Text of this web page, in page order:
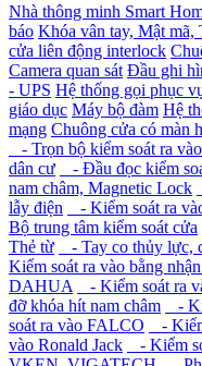
Nhà thông minh Smart
báo Khóa vân tay, Mật mã,
cửa liên động interlock
Camera quan sát Đầu ghi
- UPS Hệ thống gọi phục
giáo dục Máy bộ đàm Hệ
mạng Chuông cửa có màn
- Trọn bộ kiểm soát ra vào
dân cư
- Đầu đọc kiểm
nam châm, Magnetic Lock
lẫy điện
- Kiểm soát ra
Bộ trung tâm kiểm soát cửa
Thẻ từ
- Tay co thủy lực,
Kiểm soát ra vào bằng
DAHUA
- Kiểm soát ra
đỡ khóa hít nam châm
-
soát ra vào FALCO
-
vào Ronald Jack
- Kiểm